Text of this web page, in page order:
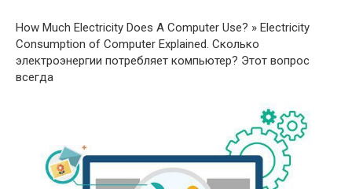
How Much Electricity Does A Computer Use? » Electricity
Consumption of Computer Explained. Сколько
электроэнергии потребляет компьютер? Этот вопрос
всегда